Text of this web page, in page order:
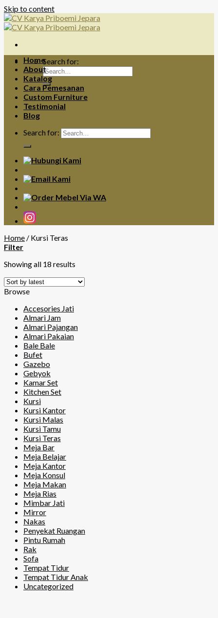
Skip to content
Search for:
Home
About
Katalog
Cara Pemesanan
Custom Furniture
Testimonial
Blog
Search for:
Home / Kursi Teras
Filter
Showing all 18 results
Browse
Accesories Jati
Almari Jam
Almari Pajangan
Almari Pakaian
Bale Bale
Bufet
Gazebo
Gebyok
Kamar Set
Kitchen Set
Kursi
Kursi Kantor
Kursi Malas
Kursi Tamu
Kursi Teras
Meja Bar
Meja Belajar
Meja Kantor
Meja Konsul
Meja Makan
Meja Rias
Mimbar Jati
Mirror
Nakas
Penyekat Ruangan
Pintu Rumah
Rak
Sofa
Tempat Tidur
Tempat Tidur Anak
Uncategorized